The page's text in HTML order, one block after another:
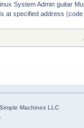
System Admin guitar
at specified address
Machines LLC